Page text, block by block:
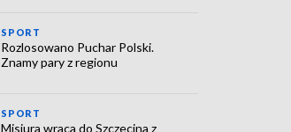
SPORT
Rozlosowano Puchar Polski.
Znamy pary z regionu
SPORT
Misiura wraca do Szczecina z